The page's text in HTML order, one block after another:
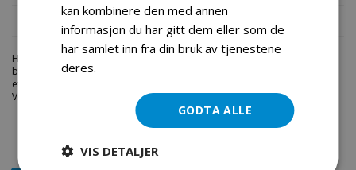
Fil vedlegg
Hos engrosservice.no får du kjøpt friksjonshjul z136
beste priser. Bestill en
et stort utvalg av produkter innen: Hjem, sport og fritids segmentet.
Velkommen skal du være.
kan kombinere den med annen
informasjon du har gitt dem eller som de
har samlet inn fra din bruk av tjenestene
deres.
GODTA ALLE
VIS DETALJER